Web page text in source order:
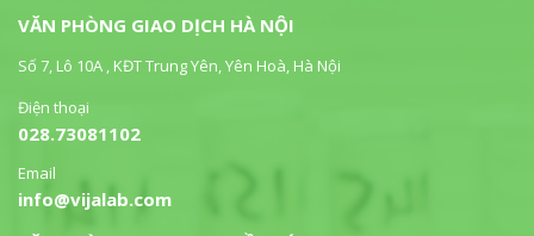
VĂN PHÒNG GIAO DỊCH HÀ NỘI
Số 7, Lô 10A , KĐT Trung Yên, Yên Hoà, Hà Nội
Điện thoại
028.73081102
Email
info@vijalab.com